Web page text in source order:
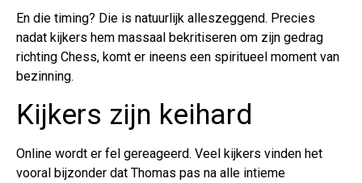
En die timing? Die is natuurlijk alleszeggend. Precies
nadat kijkers hem massaal bekritiseren om zijn gedrag
richting Chess, komt er ineens een spiritueel moment van
bezinning.
Kijkers zijn keihard
Online wordt er fel gereageerd. Veel kijkers vinden het
vooral bijzonder dat Thomas pas na alle intieme